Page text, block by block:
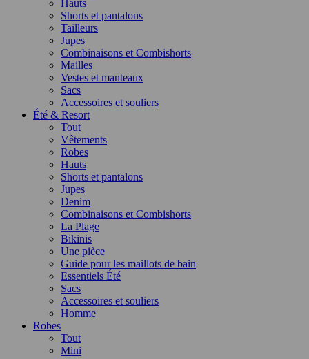
Hauts
Shorts et pantalons
Tailleurs
Jupes
Combinaisons et Combishorts
Mailles
Vestes et manteaux
Sacs
Accessoires et souliers
Été & Resort
Tout
Vêtements
Robes
Hauts
Shorts et pantalons
Jupes
Denim
Combinaisons et Combishorts
La Plage
Bikinis
Une pièce
Guide pour les maillots de bain
Essentiels Été
Sacs
Accessoires et souliers
Homme
Robes
Tout
Mini